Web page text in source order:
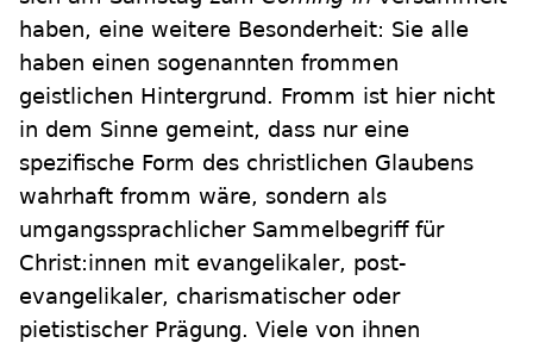
haben, eine weitere Besonderheit: Sie alle
haben einen sogenannten frommen
geistlichen Hintergrund. Fromm ist hier nicht
in dem Sinne gemeint, dass nur eine
spezifische Form des christlichen Glaubens
wahrhaft fromm wäre, sondern als
umgangssprachlicher Sammelbegriff für
Christ:innen mit evangelikaler, post-
evangelikaler, charismatischer oder
pietistischer Prägung. Viele von ihnen